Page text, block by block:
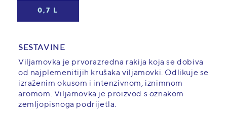
0,7 L
SESTAVINE
Viljamovka je prvorazredna rakija koja se dobiva
od najplemenitijih krušaka viljamovki. Odlikuje se
izraženim okusom i intenzivnom, iznimnom
aromom. Viljamovka je proizvod s oznakom
zemljopisnoga podrijetla.